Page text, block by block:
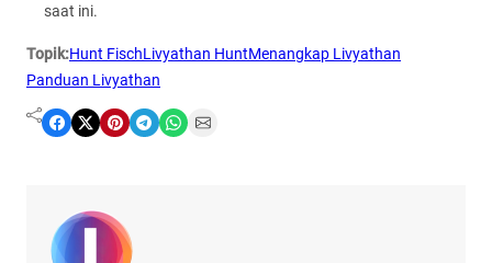
saat ini.
Topik:Hunt FischLivyathan HuntMenangkap Livyathan
Panduan Livyathan
Share on Facebook Share on X Share on Pinterest Share on Telegram Share on WhatsApp Share on Email